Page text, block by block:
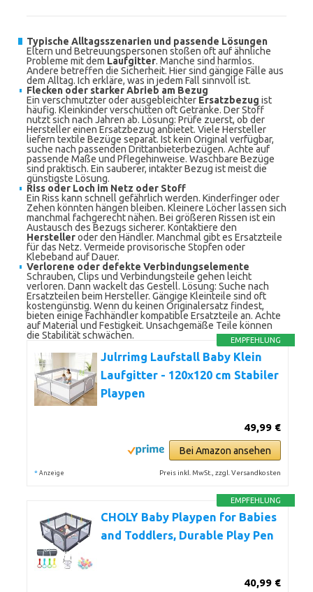
Typische Alltagsszenarien und passende Lösungen
Eltern und Betreuungspersonen stoßen oft auf ähnliche
Probleme mit dem Laufgitter. Manche sind harmlos.
Andere betreffen die Sicherheit. Hier sind gängige Fälle aus
dem Alltag. Ich erkläre, was in jedem Fall sinnvoll ist.
Flecken oder starker Abrieb am Bezug
Ein verschmutzter oder ausgebleichter Ersatzbezug ist
häufig. Kleinkinder verschütten oft Getränke. Der Stoff
nutzt sich nach Jahren ab. Lösung: Prüfe zuerst, ob der
Hersteller einen Ersatzbezug anbietet. Viele Hersteller
liefern textile Bezüge separat. Ist kein Original verfügbar,
suche nach passenden Drittanbieterbezügen. Achte auf
passende Maße und Pflegehinweise. Waschbare Bezüge
sind praktisch. Ein sauberer, intakter Bezug ist meist die
günstigste Lösung.
Riss oder Loch im Netz oder Stoff
Ein Riss kann schnell gefährlich werden. Kinderfinger oder
Zehen könnten hängen bleiben. Kleinere Löcher lassen sich
manchmal fachgerecht nähen. Bei größeren Rissen ist ein
Austausch des Bezugs sicherer. Kontaktiere den
Herstelleroder den Händler. Manchmal gibt es Ersatzteile
für das Netz. Vermeide provisorische Stopfen oder
Klebeband auf Dauer.
Verlorene oder defekte Verbindungselemente
Schrauben, Clips und Verbindungsteile gehen leicht
verloren. Dann wackelt das Gestell. Lösung: Suche nach
Ersatzteilen beim Hersteller. Gängige Kleinteile sind oft
kostengünstig. Wenn du keinen Originalersatz findest,
bieten einige Fachhändler kompatible Ersatzteile an. Achte
auf Material und Festigkeit. Unsachgemäße Teile können
die Stabilität schwächen.
EMPFEHLUNG
Julrrimg Laufstall Baby Klein
Laufgitter - 120x120 cm Stabiler
Playpen
49,99 €
Bei Amazon ansehen
* Anzeige Preis inkl. MwSt., zzgl. Versandkosten
EMPFEHLUNG
CHOLY Baby Playpen for Babies
and Toddlers, Durable Play Pen
40,99 €